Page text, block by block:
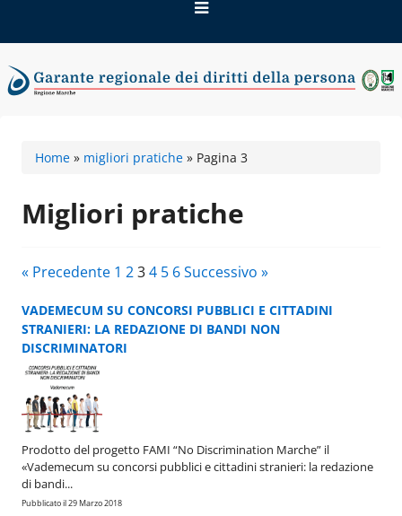
contenuto
Home » migliori pratiche » Pagina 3
Migliori pratiche
« Precedente 1 234 5 6Successivo »
VADEMECUM SU CONCORSI PUBBLICI E CITTADINI
STRANIERI: LA REDAZIONE DI BANDI NON
DISCRIMINATORI
Prodotto del progetto FAMI “No Discrimination Marche” il
«Vademecum su concorsi pubblici e cittadini stranieri: la redazione
di bandi...
Pubblicato il 29 Marzo 2018